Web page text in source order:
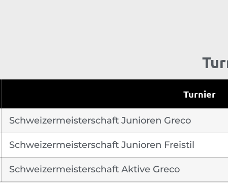
Turnier
Schweizermeisterschaft Junioren Greco
Schweizermeisterschaft Junioren Freistil
Schweizermeisterschaft Aktive Greco